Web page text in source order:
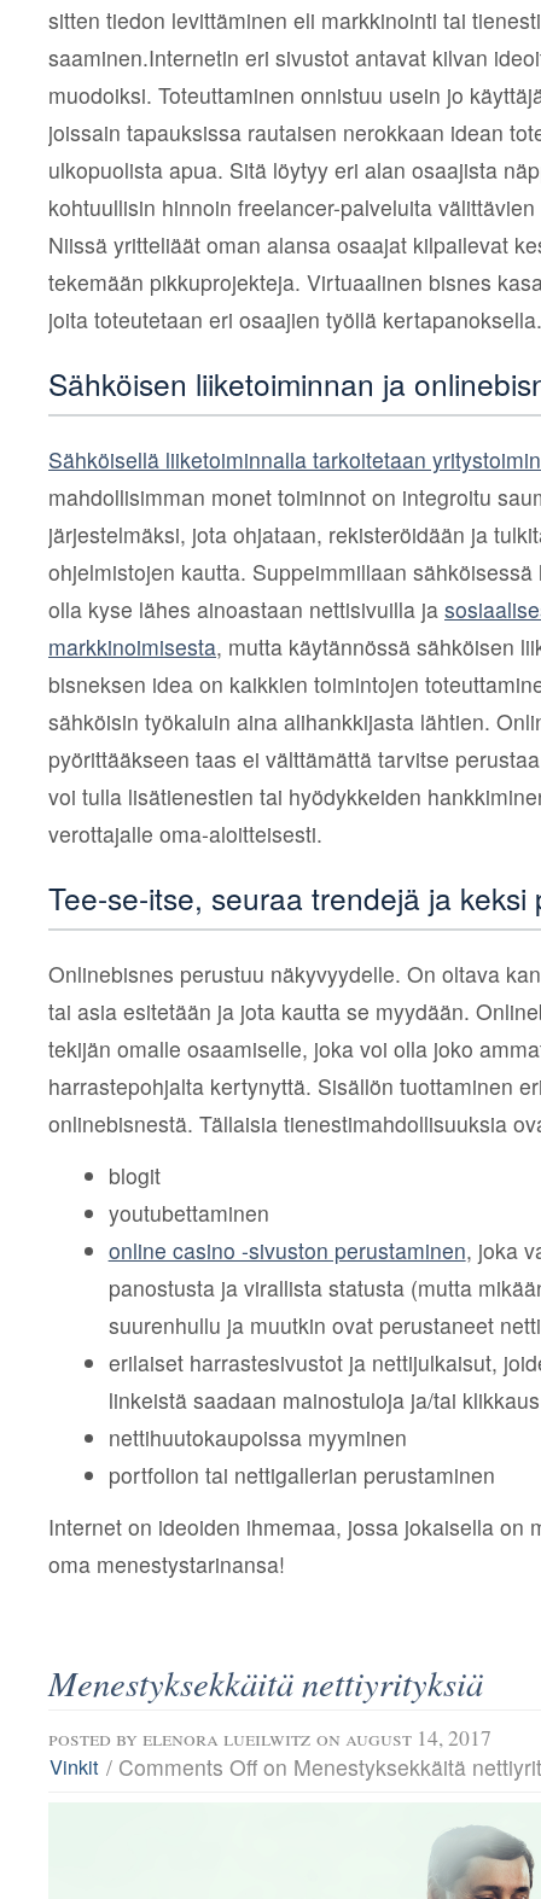
sitten tiedon levittäminen eli markkinointi tai
saaminen.Internetin eri sivustot antavat kilvan
muodoiksi. Toteuttaminen onnistuu usein jo
joissain tapauksissa rautaisen nerokkaan idean
ulkopuolista apua. Sitä löytyy eri alan osaajista
kohtuullisin hinnoin freelancer-palveluita
Niissä yritteliäät oman alansa osaajat kilpailevat
tekemään pikkuprojekteja. Virtuaalinen bisnes
joita toteutetaan eri osaajien työllä kertapanoksella.
Sähköisen liiketoiminnan ja
Sähköisellä liiketoiminnalla tarkoitetaan
mahdollisimman monet toiminnot on integroitu
järjestelmäksi, jota ohjataan, rekisteröidään ja
ohjelmistojen kautta. Suppeimmillaan
olla kyse lähes ainoastaan nettisivuilla ja
markkinoimisesta, mutta käytännössä sähköisen
bisneksen idea on kaikkien toimintojen
sähköisin työkaluin aina alihankkijasta lähtien.
pyörittääkseen taas ei välttämättä tarvitse
voi tulla lisätienestien tai hyödykkeiden
verottajalle oma-aloitteisesti.
Tee-se-itse, seuraa trendejä ja
Onlinebisnes perustuu näkyvyydelle. On oltava
tai asia esitetään ja jota kautta se myydään.
tekijän omalle osaamiselle, joka voi olla joko
harrastepohjalta kertynyttä. Sisällön tuottaminen
onlinebisnestä. Tällaisia tienestimahdollisuuksia
blogit
youtubettaminen
online casino -sivuston perustaminen, joka
panostusta ja virallista statusta (mutta
suurenhullu ja muutkin ovat perustaneet
erilaiset harrastesivustot ja nettijulkaisut,
linkeistä saadaan mainostuloja ja/tai
nettihuutokaupoissa myyminen
portfolion tai nettigallerian perustaminen
Internet on ideoiden ihmemaa, jossa jokaisella on
oma menestystarinansa!
Menestyksekkäitä nettiyrityksiä
posted by elenora lueilwitz on august 14, 2017
Vinkit / Comments Off on Menestyksekkäitä